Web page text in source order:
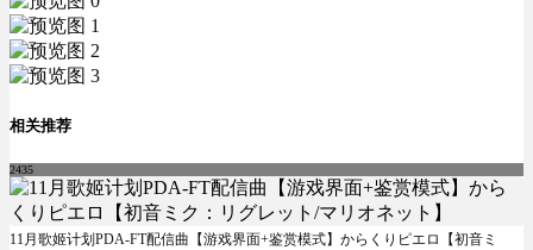
相关推荐
2435
11月歌姬计划PDA-FT配信曲【游戏界面+鉴赏模式】からくりピエロ【初音ミ